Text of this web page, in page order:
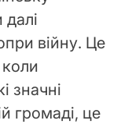
війну. Це
значні
громаді, це